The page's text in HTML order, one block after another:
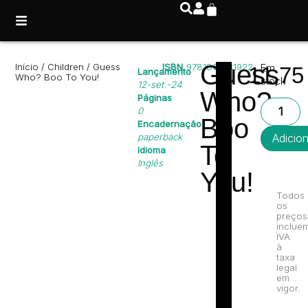
Início / Children / Guess
Who? Boo To You!
Lançamento
12-set.-24
Páginas
0
Encadernação
paperback
Idioma
Inglês
ISBN 9781805131922
Guess
Who?
Boo
To
You!
Em
stock
Todos
os
preços
IVA
à
taxa
legal
em
vigor.